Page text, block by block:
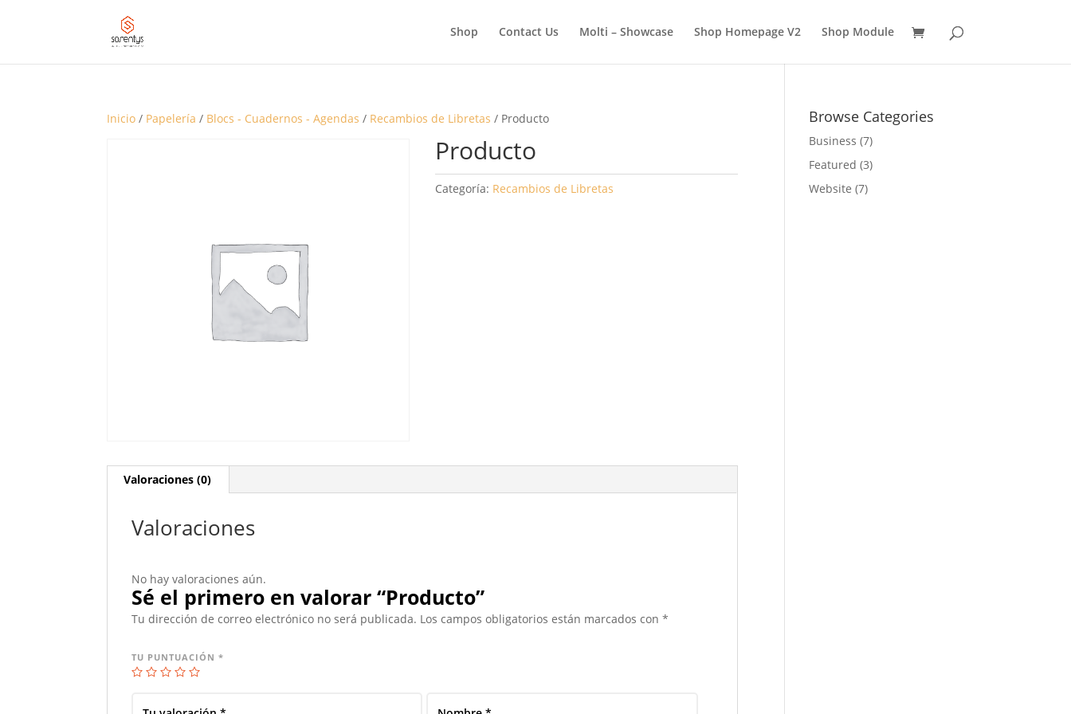
Shop Contact Us Molti – Showcase Shop Homepage V2 Shop Module
PRODUCTOS
Inicio / Papelería / Blocs - Cuadernos - Agendas / Recambios de Libretas / Producto
Producto
Categoría: Recambios de Libretas
Valoraciones (0)
Valoraciones
No hay valoraciones aún.
Sé el primero en valorar “Producto”
Tu dirección de correo electrónico no será publicada. Los campos obligatorios están marcados con*
TU PUNTUACIÓN*
Browse Categories
Business (7)
Featured (3)
Website (7)